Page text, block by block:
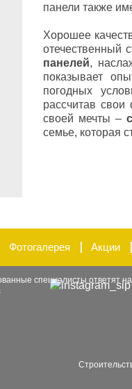
панели также
Хорошее
отечественный
панелей,
показывает
погодных
рассчитав
своей мечты –
семье, которая
Фотогалерея Акции
специалисты ответят